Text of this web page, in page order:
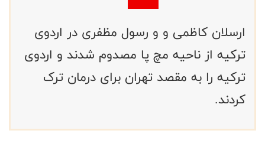
ارسلان کاظمی و و رسول مظفری در اردوی
ترکیه از ناحیه مچ پا مصدوم شدند و اردوی
ترکیه را به مقصد تهران برای درمان ترک
کردند.